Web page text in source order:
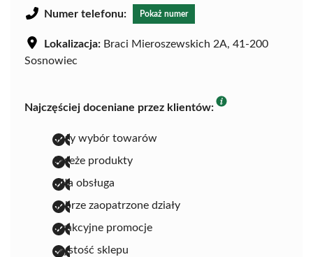
Numer telefonu: Pokaż numer
Lokalizacja: Braci Mieroszewskich 2A, 41-200
Sosnowiec
Najczęściej doceniane przez klientów:
duży wybór towarów
świeże produkty
miła obsługa
dobrze zaopatrzone działy
atrakcyjne promocje
czystość sklepu